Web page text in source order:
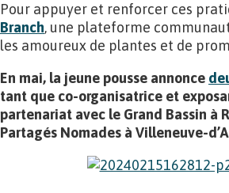
Pour appuyer et renforcer ces
Branch, une plateforme
les amoureux de plantes et de
En mai, la jeune pousse annonce
tant que co-organisatrice et
partenariat avec le Grand Bassin à
Partagés Nomades à Villeneuve-